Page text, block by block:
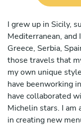
I grew up in Sicily,
Mediterranean, and
Greece, Serbia,
those travels that
my own unique
have beenworking
have collaborated
Michelin stars. I am
in creating new